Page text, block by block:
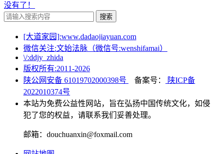
没有了！
搜索
[大道家园]:www.dadaojiayuan.com
微信关注:文始法脉（微信号:wenshifamai）
\/:ddjy_zhida
版权所有:2011-2026
陕公网安备 61019702000398号
备案号：
陕ICP备
2022010374号
本站为免费公益性网站，旨在弘扬中国传统文化，如侵
犯了您的权益，请联系我们妥善处理。
邮箱：douchuanxin@foxmail.com